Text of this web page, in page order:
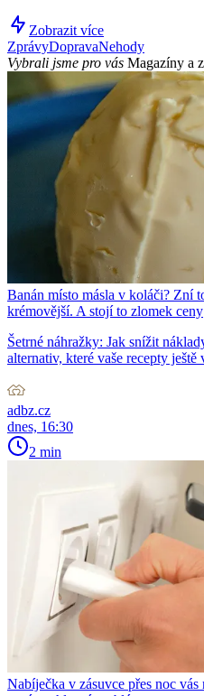
Zobrazit více
ZprávyDopravaNehody
Vybrali jsme pro vás Magazíny a
Banán místo másla v koláči? Zní
krémovější. A stojí to zlomek ceny
Šetrné náhražky: Jak snížit
alternativ, které vaše recepty ještě
adbz.cz
dnes, 16:30
2 min
Nabíječka v zásuvce přes noc